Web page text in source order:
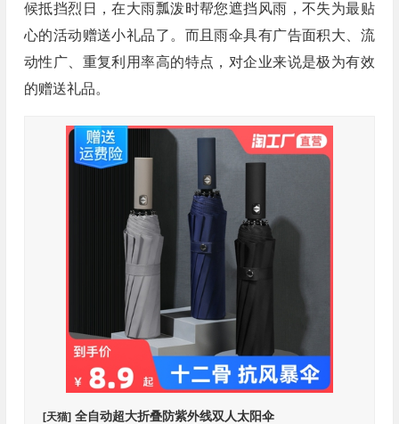
候抵挡烈日，在大雨瓢泼时帮您遮挡风雨，不失为最贴
心的活动赠送小礼品了。而且雨伞具有广告面积大、流
动性广、重复利用率高的特点，对企业来说是极为有效
的赠送礼品。
[天猫]全自动超大折叠防紫外线双人太阳伞